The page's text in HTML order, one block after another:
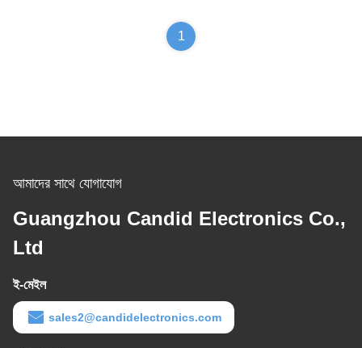
1
আমাদের সাথে যোগাযোগ
Guangzhou Candid Electronics Co.,
Ltd
ই-মেইল
sales2@candidelectronics.com